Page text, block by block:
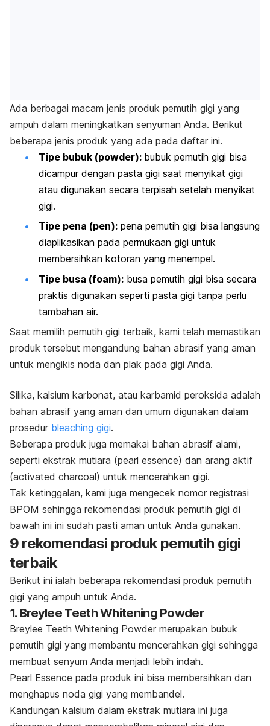
Ada berbagai macam jenis produk pemutih gigi yang
ampuh dalam meningkatkan senyuman Anda. Berikut
beberapa jenis produk yang ada pada daftar ini.
Tipe bubuk (powder): bubuk pemutih gigi bisa
dicampur dengan pasta gigi saat menyikat gigi
atau digunakan secara terpisah setelah menyikat
gigi.
Tipe pena (pen): pena pemutih gigi bisa langsung
diaplikasikan pada permukaan gigi untuk
membersihkan kotoran yang menempel.
Tipe busa (foam): busa pemutih gigi bisa secara
praktis digunakan seperti pasta gigi tanpa perlu
tambahan air.
Saat memilih pemutih gigi terbaik, kami telah memastikan
produk tersebut mengandung bahan abrasif yang aman
untuk mengikis noda dan plak pada gigi Anda.
Silika, kalsium karbonat, atau karbamid peroksida adalah
bahan abrasif yang aman dan umum digunakan dalam
prosedur bleaching gigi.
Beberapa produk juga memakai bahan abrasif alami,
seperti ekstrak mutiara (pearl essence) dan arang aktif
(activated charcoal) untuk mencerahkan gigi.
Tak ketinggalan, kami juga mengecek nomor registrasi
BPOM sehingga rekomendasi produk pemutih gigi di
bawah ini ini sudah pasti aman untuk Anda gunakan.
9 rekomendasi produk pemutih gigi
terbaik
Berikut ini ialah beberapa rekomendasi produk pemutih
gigi yang ampuh untuk Anda.
1. Breylee Teeth Whitening Powder
Breylee Teeth Whitening Powder merupakan bubuk
pemutih gigi yang membantu mencerahkan gigi sehingga
membuat senyum Anda menjadi lebih indah.
Pearl Essence pada produk ini bisa membersihkan dan
menghapus noda gigi yang membandel.
Kandungan kalsium dalam ekstrak mutiara ini juga